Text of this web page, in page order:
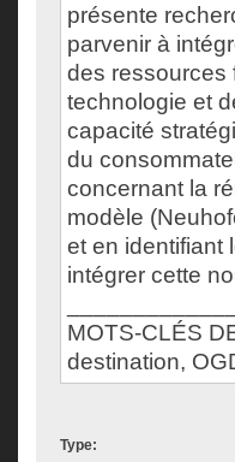
présente
parvenir à
des ressources
technologie et
capacité
du
concernant la
modèle
et en identifiant
intégrer cette
MOTS-CLÉS
destination,
Type: